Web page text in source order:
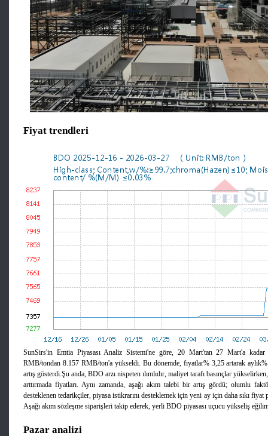
Fiyat trendleri
SunSirs'in Emtia Piyasası Analiz Sistemi'ne göre, 20 Mart'tan 27 Mart'a
RMB/tondan 8.157 RMB/ton'a yükseldi. Bu dönemde, fiyatlar% 3,25 artarak aylık%
artış gösterdi.Şu anda, BDO arzı nispeten ılımlıdır, maliyet tarafı basınçlar
arttırmada fiyatları. Aynı zamanda, aşağı akım talebi bir artış gördü; olumlu
desteklenen tedarikçiler, piyasa istikrarını desteklemek için yeni ay için daha sıkı fiyat
Aşağı akım sözleşme siparişleri takip ederek, yerli BDO piyasası uçucu yükseliş
Pazar analizi